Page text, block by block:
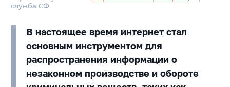
служба СФ
В настоящее время интернет стал
основным инструментом для
распространения информации о
незаконном производстве и обороте